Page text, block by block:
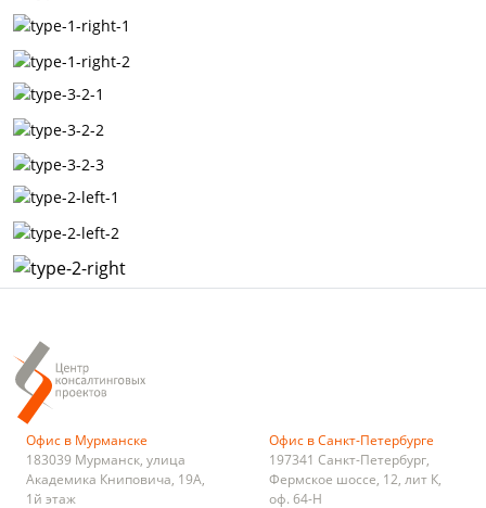
Офис в Мурманске
183039 Мурманск, улица
Академика Книповича, 19А,
1й этаж
Офис в Санкт-Петербурге
197341 Санкт-Петербург,
Фермское шоссе, 12, лит К,
оф. 64-Н